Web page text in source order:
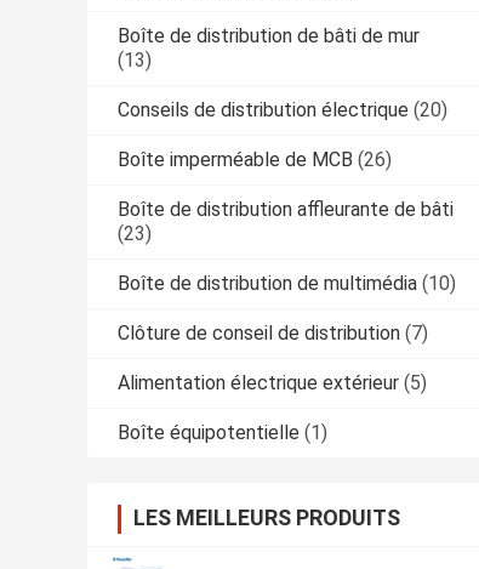
Boîte de distribution de bâti de mur
(13)
Conseils de distribution électrique (20)
Boîte imperméable de MCB (26)
Boîte de distribution affleurante de bâti
(23)
Boîte de distribution de multimédia (10)
Clôture de conseil de distribution (7)
Alimentation électrique extérieur (5)
Boîte équipotentielle (1)
LES MEILLEURS PRODUITS